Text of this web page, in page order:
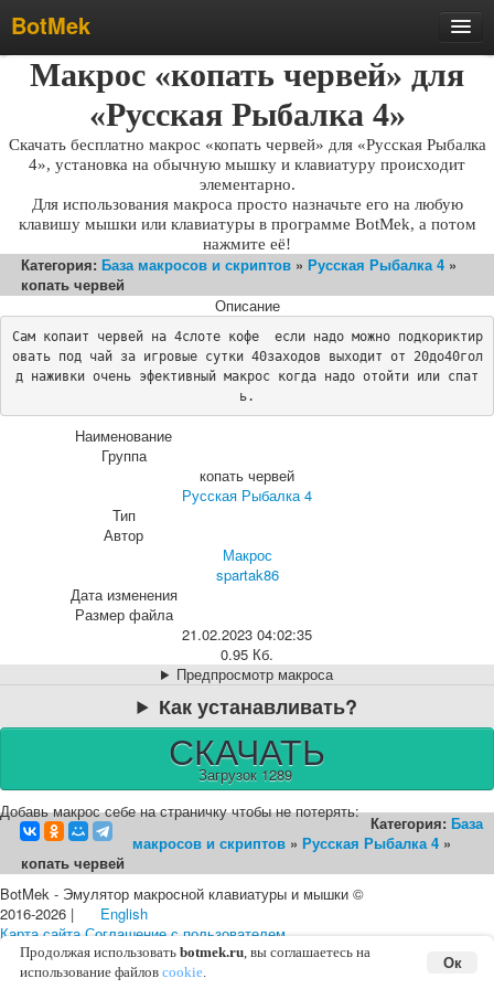
BotMek
Скачать
Обновления
Инструкция
Статьи
Бесплатные макросы
Тарифы
Отзывы
Поддержка
Макрос «копать червей» для
«Русская Рыбалка 4»
Скачать бесплатно макрос «копать червей» для «Русская Рыбалка
4», установка на обычную мышку и клавиатуру происходит
элементарно.
Для использования макроса просто назначьте его на любую
клавишу мышки или клавиатуры в программе BotMek, а потом
нажмите её!
Категория: База макросов и скриптов » Русская Рыбалка 4 »
копать червей
Описание
Сам копаит червей на 4слоте кофе  если надо можно подкориктир
овать под чай за игровые сутки 40заходов выходит от 20до40гол
д наживки очень эфективный макрос когда надо отойти или спат
ь.
Наименование
Группа
копать червей
Русская Рыбалка 4
Тип
Автор
Макрос
spartak86
Дата изменения
Размер файла
21.02.2023 04:02:35
0.95 Кб.
Предпросмотр макроса
Как устанавливать?
СКАЧАТЬ
Загрузок 1289
Добавь макрос себе на страничку чтобы не потерять:
Категория: База
макросов и скриптов » Русская Рыбалка 4 »
копать червей
BotMek - Эмулятор макросной клавиатуры и мышки ©
2016-2026 |
English
Карта сайта Соглашение с пользователем